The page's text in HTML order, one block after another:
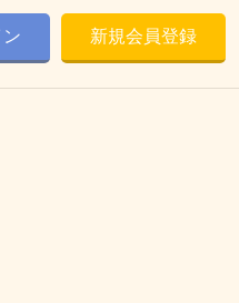
ン 新規会員登録